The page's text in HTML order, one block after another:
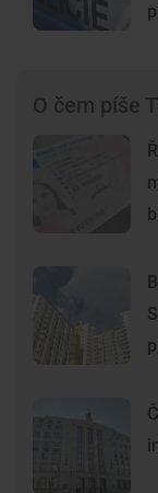
O čem píše